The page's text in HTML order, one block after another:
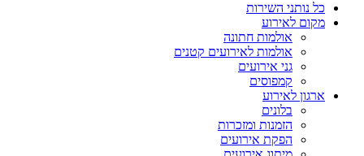
כל נותני השירות
מקום לאירוע
אולמות חתונה
אולמות לאירועים קטנים
גני אירועים
קמפוסים
ארגון לאירוע
בלונים
הזמנות ומזכרות
הפקת אירועים